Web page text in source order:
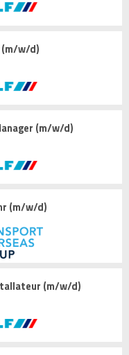
w/d)
(m/w/d)
(m/w/d)
(m/w/d)